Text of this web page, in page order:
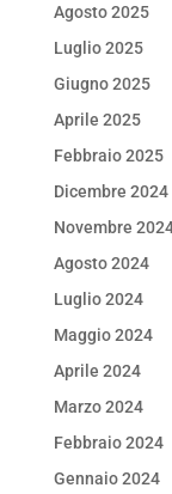
Agosto 2025
Luglio 2025
Giugno 2025
Aprile 2025
Febbraio 2025
Dicembre 2024
Novembre
Agosto 2024
Luglio 2024
Maggio 2024
Aprile 2024
Marzo 2024
Febbraio 2024
Gennaio 2024